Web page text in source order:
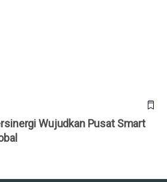
Wujudkan Pusat Smart